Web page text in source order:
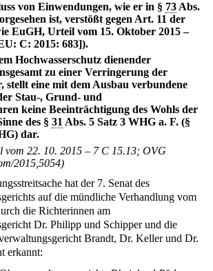
von Einwendungen, wie er in § 73 Abs.
ist, verstößt gegen Art. 11 der
EuGH, Urteil vom 15. Oktober 2015 –
C: 2015: 683]).
Hochwasserschutz dienender
zu einer Verringerung der
stellt eine mit dem Ausbau verbundene
Stau-, Grund- und
keine Beeinträchtigung des Wohls der
des § 31 Abs. 5 Satz 3 WHG a. F. (§
dar.
vom 22. 10. 2015 – 7 C 15.13; OVG
2015,5054)
hat der 7. Senat des
auf die mündliche Verhandlung vom
die Richterinnen am
Dr. Philipp und Schipper und die
Brandt, Dr. Keller und Dr.
erkannt: